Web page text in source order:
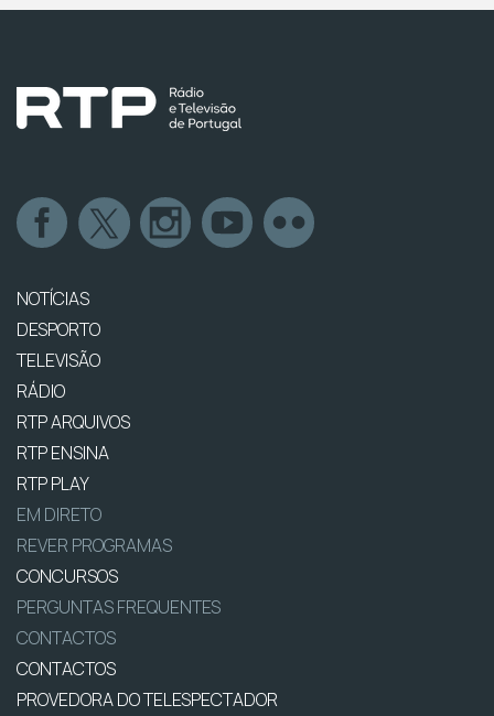
NOTÍCIAS
DESPORTO
TELEVISÃO
RÁDIO
RTP ARQUIVOS
RTP ENSINA
RTP PLAY
EM DIRETO
REVER PROGRAMAS
CONCURSOS
PERGUNTAS FREQUENTES
CONTACTOS
CONTACTOS
PROVEDORA DO TELESPECTADOR